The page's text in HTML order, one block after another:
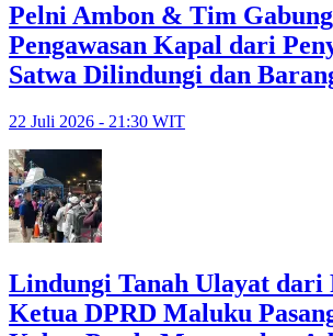
Pelni Ambon & Tim
Pengawasan Kapal dari
Satwa Dilindungi dan
22 Juli 2026 - 21:30 WIT
Lindungi Tanah Ulayat dari
Ketua DPRD Maluku